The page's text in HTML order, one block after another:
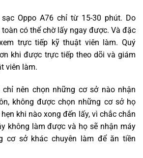
Oppo A76 chỉ từ 15-30 phút. Do
có thể chờ lấy ngay được. Và đặc
trực tiếp kỹ thuật viên làm. Quý
khi được trực tiếp theo dõi và giám
viên làm.
nên chọn những cơ sở nào nhận
không được chọn những cơ sở họ
khi nào xong đến lấy, vì chắc chắn
không làm được và họ sẽ nhận máy
cơ sở khác chuyên làm để ăn tiền